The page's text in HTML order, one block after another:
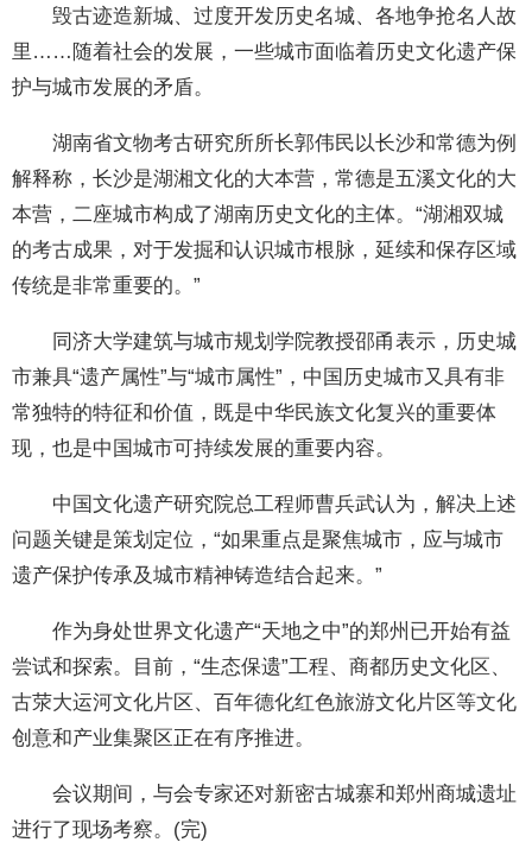
毁古迹造新城、过度开发历史名城、各地争抢名人故
里……随着社会的发展，一些城市面临着历史文化遗产保
护与城市发展的矛盾。
湖南省文物考古研究所所长郭伟民以长沙和常德为例
解释称，长沙是湖湘文化的大本营，常德是五溪文化的大
本营，二座城市构成了湖南历史文化的主体。“湖湘双城
的考古成果，对于发掘和认识城市根脉，延续和保存区域
传统是非常重要的。”
同济大学建筑与城市规划学院教授邵甬表示，历史城
市兼具“遗产属性”与“城市属性”，中国历史城市又具有非
常独特的特征和价值，既是中华民族文化复兴的重要体
现，也是中国城市可持续发展的重要内容。
中国文化遗产研究院总工程师曹兵武认为，解决上述
问题关键是策划定位，“如果重点是聚焦城市，应与城市
遗产保护传承及城市精神铸造结合起来。”
作为身处世界文化遗产“天地之中”的郑州已开始有益
尝试和探索。目前，“生态保遗”工程、商都历史文化区、
古荥大运河文化片区、百年德化红色旅游文化片区等文化
创意和产业集聚区正在有序推进。
会议期间，与会专家还对新密古城寨和郑州商城遗址
进行了现场考察。(完)